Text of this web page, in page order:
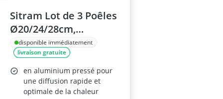
Sitram Lot de 3 Poêles
Ø20/24/28cm,
Revêtement Anti-
Adhérent
disponible immédiatement
livraison gratuite
en aluminium pressé pour
une diffusion rapide et
optimale de la chaleur